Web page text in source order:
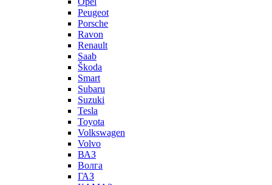
Peugeot
Porsche
Ravon
Renault
Saab
Škoda
Smart
Subaru
Suzuki
Tesla
Toyota
Volkswagen
Volvo
ВАЗ
Волга
ГАЗ